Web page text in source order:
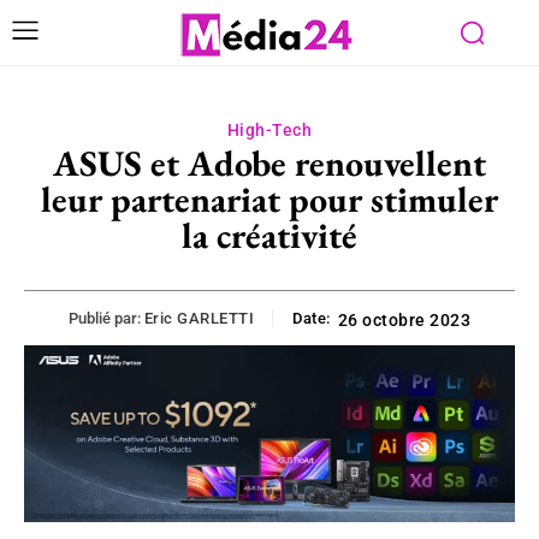
High-Tech
ASUS et Adobe renouvellent
leur partenariat pour stimuler
la créativité
Publié par: Eric GARLETTI Date: 26 octobre 2023